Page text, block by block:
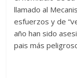
llamado al
esfuerzos y de
año han sido
pais más